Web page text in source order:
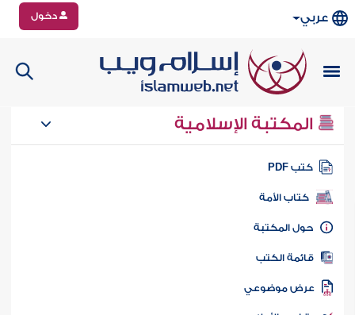
عربي دخول
المكتبة الإسلامية
كتب PDF
كتاب الأمة
المكتبة
الكتب